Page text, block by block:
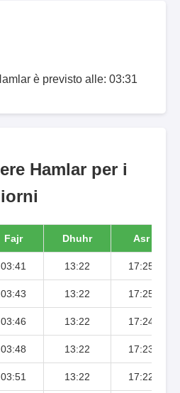
è previsto alle: 03:31
Hamlar per i
Fajr Dhuhr Asr
03:41 13:22 17:25
03:43 13:22 17:25
03:46 13:22 17:24
03:48 13:22 17:23
03:51 13:22 17:22